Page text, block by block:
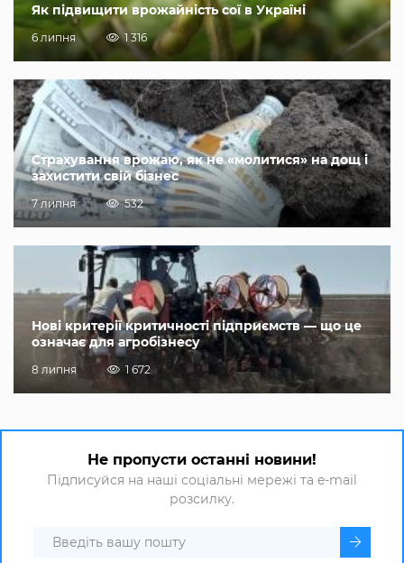
Як підвищити врожайність сої в Україні
6 липня 1 316
Страхування врожаю, як не «молитися» на дощ і
захистити свій бізнес
7 липня 532
Нові критерії критичності підприємств — що це
означає для агробізнесу
8 липня 1 672
Не пропусти останні новини!
Підписуйся на наші соціальні мережі та e-mail
розсилку.